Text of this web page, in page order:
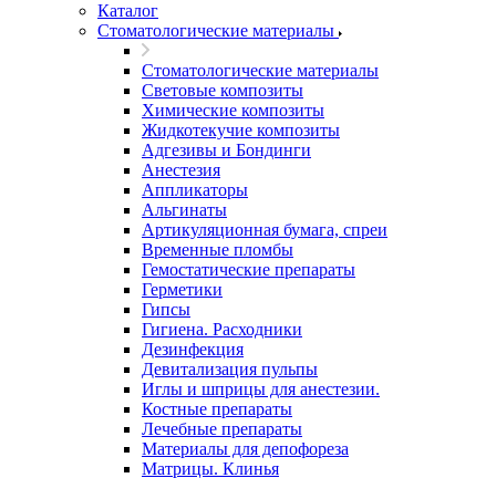
Каталог
Стоматологические материалы
Стоматологические материалы
Световые композиты
Химические композиты
Жидкотекучие композиты
Адгезивы и Бондинги
Анестезия
Аппликаторы
Альгинаты
Артикуляционная бумага, спреи
Временные пломбы
Гемостатические препараты
Герметики
Гипсы
Гигиена. Расходники
Дезинфекция
Девитализация пульпы
Иглы и шприцы для анестезии.
Костные препараты
Лечебные препараты
Материалы для депофореза
Матрицы. Клинья